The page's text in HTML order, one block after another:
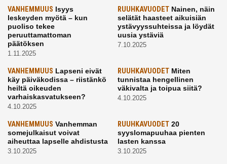
VANHEMMUUS Isyys
leskeyden myötä – kun
puoliso tekee
peruuttamattoman
päätöksen
1.11.2025
RUUHKAVUODETNainen, näin
selätät haasteet aikuisiän
ystävyyssuhteissa ja löydät
uusia ystäviä
7.10.2025
VANHEMMUUS Lapseni eivät
käy päiväkodissa – riistänkö
heiltä oikeuden
varhaiskasvatukseen?
4.10.2025
RUUHKAVUODETMiten
tunnistaa hengellinen
väkivalta ja toipua siitä?
4.10.2025
VANHEMMUUS Vanhemman
somejulkaisut voivat
aiheuttaa lapselle ahdistusta
3.10.2025
RUUHKAVUODET20
syyslomapuuhaa pienten
lasten kanssa
3.10.2025